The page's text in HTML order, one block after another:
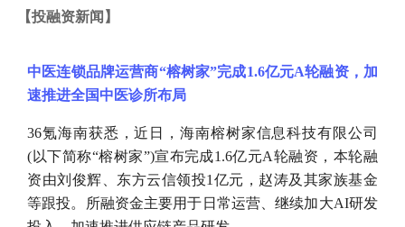
【投融资新闻 】
中医连锁品牌运营商“榕树家”完成1.6亿元A轮融资，加
速推进全国中医诊所布局
36氪海南获悉，近日，海南榕树家信息科技有限公司
(以下简称“榕树家”)宣布完成1.6亿元A轮融资，本轮融
资由刘俊辉、东方云信领投1亿元，赵涛及其家族基金
等跟投。所融资金主要用于日常运营、继续加大AI研发